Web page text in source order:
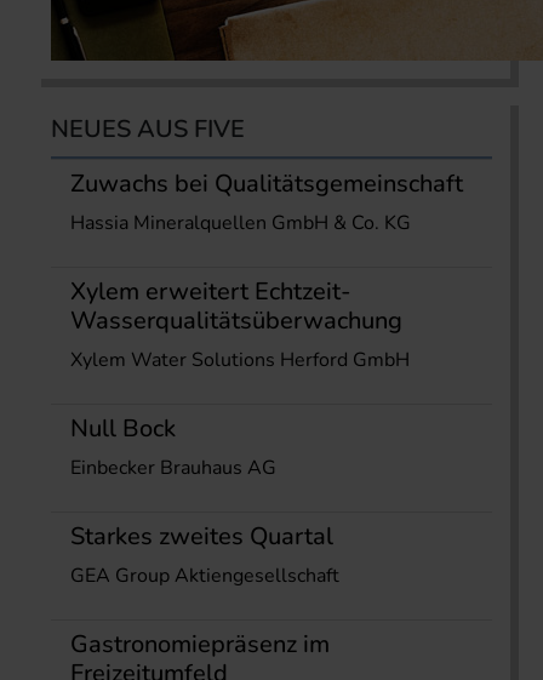
NEUES AUS FIVE
Zuwachs bei Qualitätsgemeinschaft
Hassia Mineralquellen GmbH & Co. KG
Xylem erweitert Echtzeit-
Wasserqualitätsüberwachung
Xylem Water Solutions Herford GmbH
Null Bock
Einbecker Brauhaus AG
Starkes zweites Quartal
GEA Group Aktiengesellschaft
Gastronomiepräsenz im